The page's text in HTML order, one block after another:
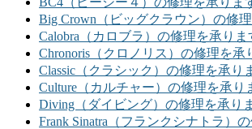
Big Crown（ビッグクラウン）の修
Calobra（カロブラ）の修理を承りま
Chronoris（クロノリス）の修理を承
Classic（クラシック）の修理を承り
Culture（カルチャー）の修理を承り
Diving（ダイビング）の修理を承り
Frank Sinatra（フランクシナトラ）